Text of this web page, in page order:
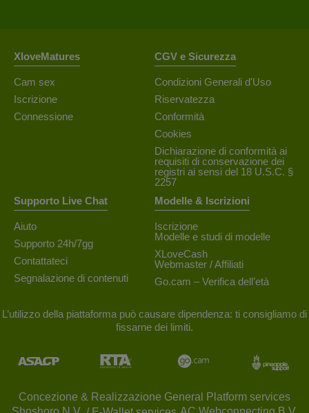
XloveMatures
Cam sex
Iscrizione
Connessione
CGV e Sicurezza
Condizioni Generali d'Uso
Riservatezza
Conformità
Cookies
Dichiarazione di conformità ai
requisiti di conservazione dei
registri ai sensi del 18 U.S.C. §
2257
Supporto Live Chat
Aiuto
Supporto 24h/7gg
Contattateci
Segnalazione di contenuti
Modelle & Iscrizioni
Iscrizione
Modelle e studi di modelle
XLoveCash
Webmaster / Affiliati
Go.cam – Verifica dell’età
L’utilizzo della piattaforma può causare dipendenza: ti consigliamo di
fissarne dei limiti.
Concezione & Realizzazione General Platform services